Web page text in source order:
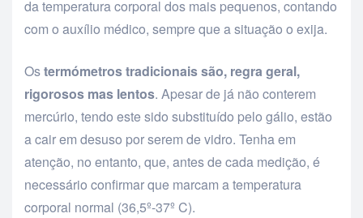
da temperatura corporal dos mais pequenos, contando
com o auxílio médico, sempre que a situação o exija.
Ostermómetros tradicionais são, regra geral,
rigorosos mas lentos. Apesar de já não conterem
mercúrio, tendo este sido substituído pelo gálio, estão
a cair em desuso por serem de vidro. Tenha em
atenção, no entanto, que, antes de cada medição, é
necessário confirmar que marcam a temperatura
corporal normal (36,5º-37º C).